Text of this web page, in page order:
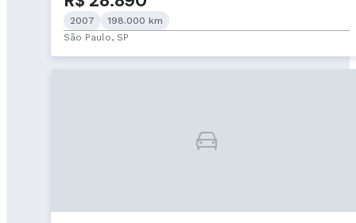
2007
198.000 km
São Paulo, SP